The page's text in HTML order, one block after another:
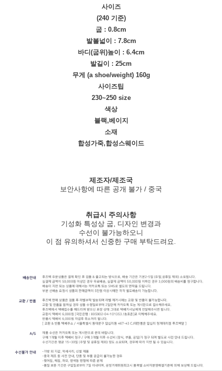
사이즈
(240 기준)
굽 : 0.8cm
발볼넓이 : 7.8cm
바디(굽위)높이 : 6.4cm
발길이 : 25cm
무게 (a shoe/weight) 160g
사이즈팁
230~250 size
색상
블랙,베이지
소재
합성가죽,합성스웨이드
제조자/제조국
보안사항에 따른 공개 불가 / 중국
취급시 주의사항
기성화 특성상 굽, 디자인 변경과
수선이 불가능하오니
이 점 유의하셔서 신중한 구매 부탁드려요.